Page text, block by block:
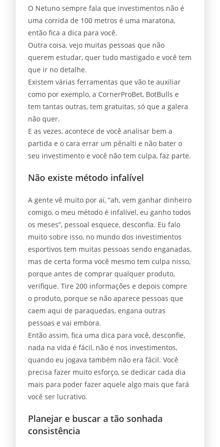
O Netuno sempre fala que investimentos não é
uma corrida de 100 metros é uma maratona,
então fica a dica para você.
Outra coisa, vejo muitas pessoas que não
querem estudar, quer tudo mastigado e você tem
que ir no detalhe.
Existem várias ferramentas que vão te auxiliar
como por exemplo, a CornerProBet, BotBulls e
tem tantas outras, tem gratuitas, só que a galera
não quer.
E as vezes, acontece de você analisar bem a
partida e o cara errar um pênalti e não bater o
seu investimento e você não tem culpa, faz parte.
Não existe método infalível
A gente vê muito por aí, “ah, vem ganhar dinheiro
comigo, o meu método é infalível, eu ganho todos
os meses”, pessoal esquece, desconfia. Eu falo
muito sobre isso, no mundo dos investimentos
esportivos tem muitas pessoas sendo enganadas,
mas de certa forma você mesmo tem culpa nisso,
porque antes de comprar qualquer produto,
verifique. Tire 200 informações e depois compre
o produto, porque se não aparece pessoas que
caem aqui de paraquedas, engana outras
pessoas e vai embora.
Então assim, fica uma dica para você, desconfie,
nada na vida é fácil, não é nos investimentos,
quando eu jogava também não era fácil. Você
precisa fazer muito esforço, se dedicar cada dia
mais para poder fazer aquele algo mais que fará
você ser lucrativo.
Planejar e buscar a tão sonhada
consistência